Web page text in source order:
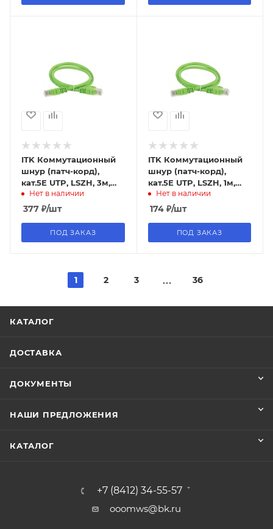
ITK Коммутационный
шнур (патч-корд),
кат.5Е UTP, LSZH, 3м,
зеленый
Нет в наличии
377 ₽/шт
ПОД ЗАКАЗ
ITK Коммутационный
шнур (патч-корд),
кат.5Е UTP, LSZH, 1м,
зеленый
Нет в наличии
174₽/шт
ПОД ЗАКАЗ
1 2 3 36
КАТАЛОГ
ДОСТАВКА
ДОКУМЕНТЫ
НАШИ ПРЕДЛОЖЕНИЯ
КАТАЛОГ
+7 (8412) 34-55-57
ooomws@bk.ru